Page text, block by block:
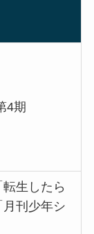
4期
生したら
刊少年シ